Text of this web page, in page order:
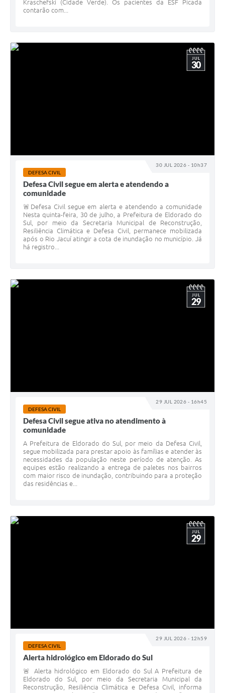
Kraschefski (Cidade Verde). Os pacientes da ESF Picada
contarão com...
30 JUL 2026 - 10h37
JUL
30
DEFESA CIVIL
Defesa Civil segue em alerta e atendendo a
comunidade
🚨Defesa Civil segue em alerta e atendendo a comunidade
Nesta quinta-feira, 30 de julho, a Prefeitura de Eldorado do
Sul, por meio da Secretaria Municipal de Reconstrução,
Resiliência Climática e Defesa Civil, permanece mobilizada
após o Rio Jacuí atingir a cota de inundação no município. Já
há registro...
29 JUL 2026 - 16h45
JUL
29
DEFESA CIVIL
Defesa Civil segue ativa no atendimento à
comunidade
A Prefeitura de Eldorado do Sul, por meio da Defesa Civil,
segue mobilizada para prestar apoio às famílias e atender às
necessidades da população neste período de atenção. As
equipes estão realizando a entrega de paletes nos bairros
com maior risco de inundação, contribuindo para a proteção
das residências e...
29 JUL 2026 - 12h59
JUL
29
DEFESA CIVIL
Alerta hidrológico em Eldorado do Sul
🚨 Alerta hidrológico em Eldorado do Sul A Prefeitura de
Eldorado do Sul, por meio da Secretaria Municipal da
Reconstrução, Resiliência Climática e Defesa Civil, informa